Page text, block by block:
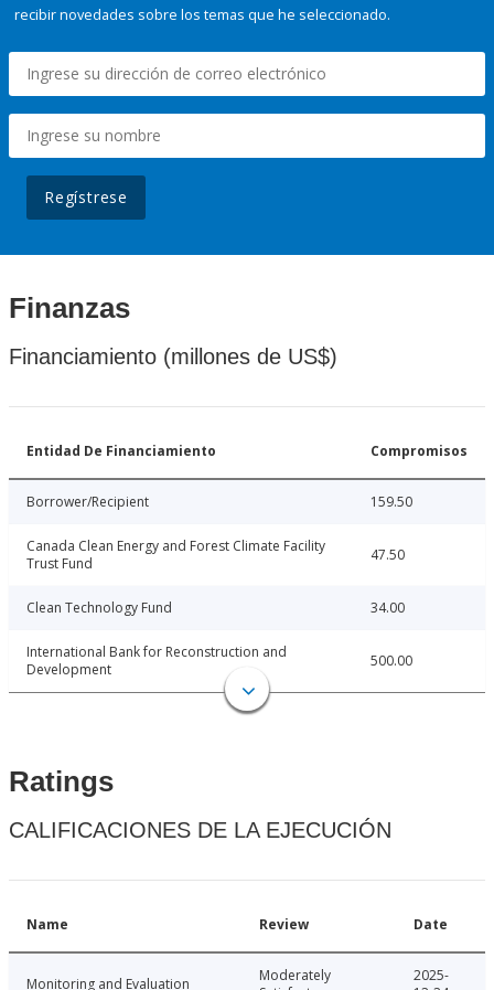
recibir novedades sobre los temas que he seleccionado.
Regístrese
Finanzas
Financiamiento (millones de US$)
Entidad De Financiamiento Compromisos
Borrower/Recipient 159.50
Canada Clean Energy and Forest Climate Facility
Trust Fund
47.50
Clean Technology Fund 34.00
International Bank for Reconstruction and
Development
500.00
Ratings
CALIFICACIONES DE LA EJECUCIÓN
Name Review Date
Monitoring and Evaluation
Moderately
2025-